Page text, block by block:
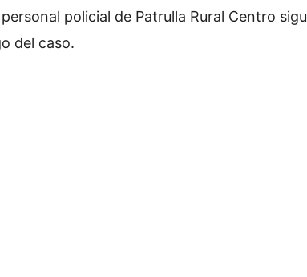
policial de Patrulla Rural Centro
del caso.